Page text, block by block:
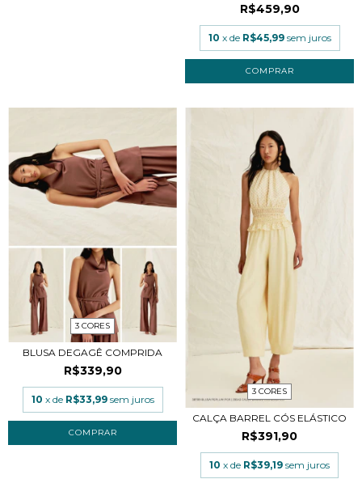
R$459,90
10 x de R$45,99 sem juros
COMPRAR
3 CORES
BLUSA DEGAGÊ COMPRIDA
R$339,90
10 x de R$33,99 sem juros
COMPRAR
3 CORES
CALÇA BARREL CÓS ELÁSTICO
R$391,90
10 x de R$39,19 sem juros